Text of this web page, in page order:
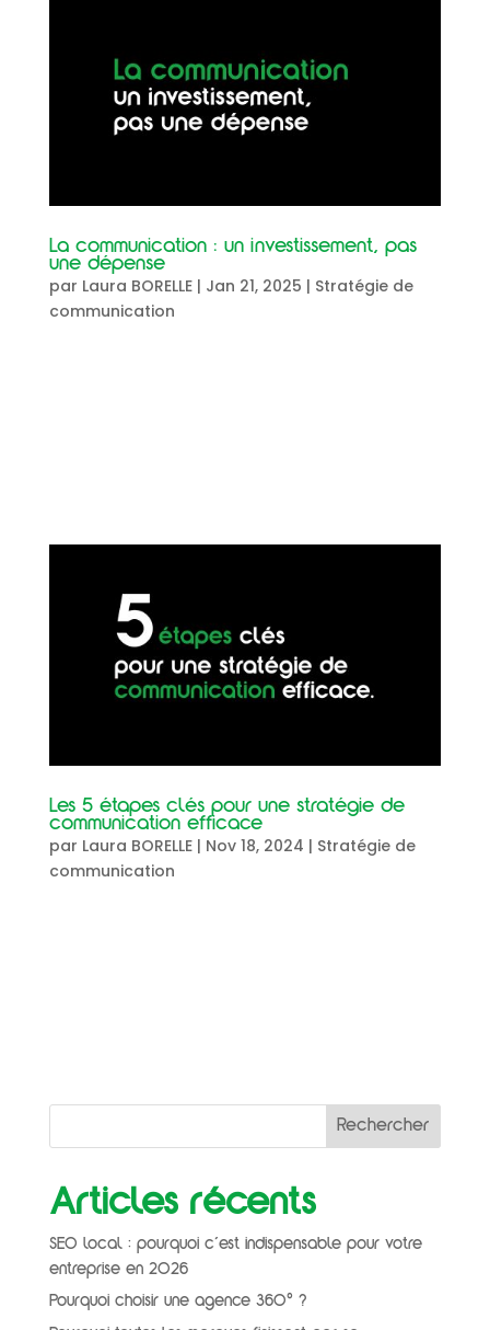
La communication : un investissement, pas
une dépense
par Laura BORELLE| Jan 21, 2025 | Stratégie de
communication
Les 5 étapes clés pour une stratégie de
communication efficace
par Laura BORELLE| Nov 18, 2024 | Stratégie de
communication
Rechercher
Articles récents
SEO local : pourquoi c’est indispensable pour votre
entreprise en 2026
Pourquoi choisir une agence 360° ?